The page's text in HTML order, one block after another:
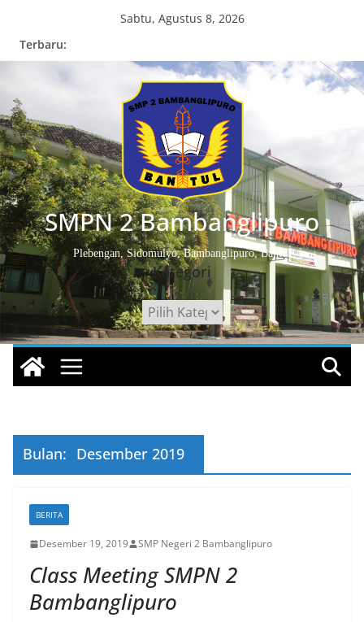
Sabtu, Agustus 8, 2026
Terbaru:
SMPN 2 Bambanglipuro
Plebengan, Sidomulyo, Bambanglipuro, Bantul
Kategori
Kategori
Bulan: Desember 2019
BERITA
Desember 19, 2019 SMP Negeri 2 Bambanglipuro
Class Meeting SMPN 2
Bambanglipuro